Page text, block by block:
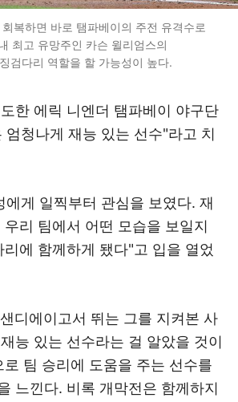
복하면 바로 탬파베이의 주전 유격수로
최고 유망주인 카슨 윌리엄스의
검다리 역할을 할 가능성이 높다.
한 에릭 니엔더 탬파베이 야구단
엄청나게 재능 있는 선수"라고 치
에게 일찍부터 관심을 보였다. 재
리 팀에서 어떤 모습을 보일지
에 함께하게 됐다"고 입을 열었
디에이고서 뛰는 그를 지켜본 사
능 있는 선수라는 걸 알았을 것이
팀 승리에 도움을 주는 선수를
느낀다. 비록 개막전은 함께하지